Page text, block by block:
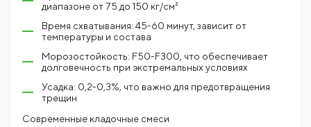
диапазоне от 75 до 150 кг/см²
Время схватывания: 45-60 минут, зависит от
температуры и состава
Морозостойкость: F50-F300, что обеспечивает
долговечность при экстремальных условиях
Усадка: 0,2-0,3%, что важно для предотвращения
трещин
Современные кладочные смеси